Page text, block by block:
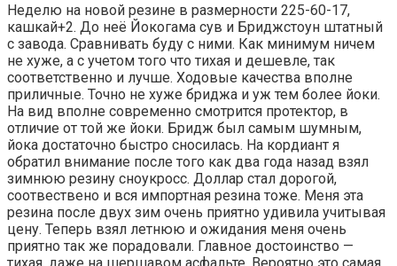
Неделю на новой резине в размерности 225-60-17,
кашкай+2. До неё Йокогама сув и Бриджстоун штатный
с завода. Сравнивать буду с ними. Как минимум ничем
не хуже, а с учетом того что тихая и дешевле, так
соответственно и лучше. Ходовые качества вполне
приличные. Точно не хуже бриджа и уж тем более йоки.
На вид вполне современно смотрится протектор, в
отличие от той же йоки. Бридж был самым шумным,
йока достаточно быстро сносилась. На кордиант я
обратил внимание после того как два года назад взял
зимнюю резину сноукросс. Доллар стал дорогой,
соотвествено и вся импортная резина тоже. Меня эта
резина после двух зим очень приятно удивила учитывая
цену. Теперь взял летнюю и ожидания меня очень
приятно так же порадовали. Главное достоинство —